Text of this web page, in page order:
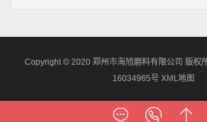
Copyright © 2020 郑州市海旭磨料有限公司 版权
16034965号 XML地图